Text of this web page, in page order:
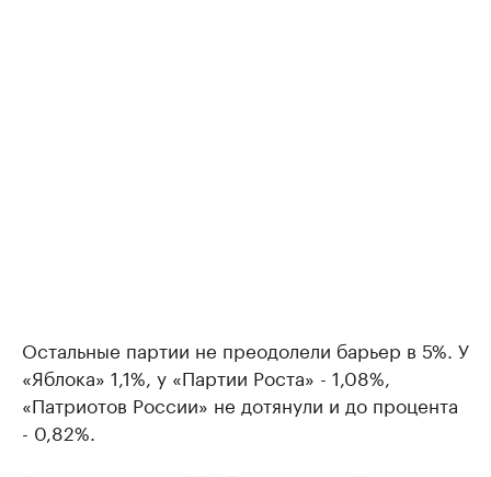
Остальные партии не преодолели барьер в 5%. У
«Яблока» 1,1%, у «Партии Роста» - 1,08%,
«Патриотов России» не дотянули и до процента
- 0,82%.